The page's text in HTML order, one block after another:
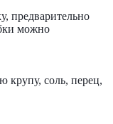
предварительно
можно
крупу, соль, перец,